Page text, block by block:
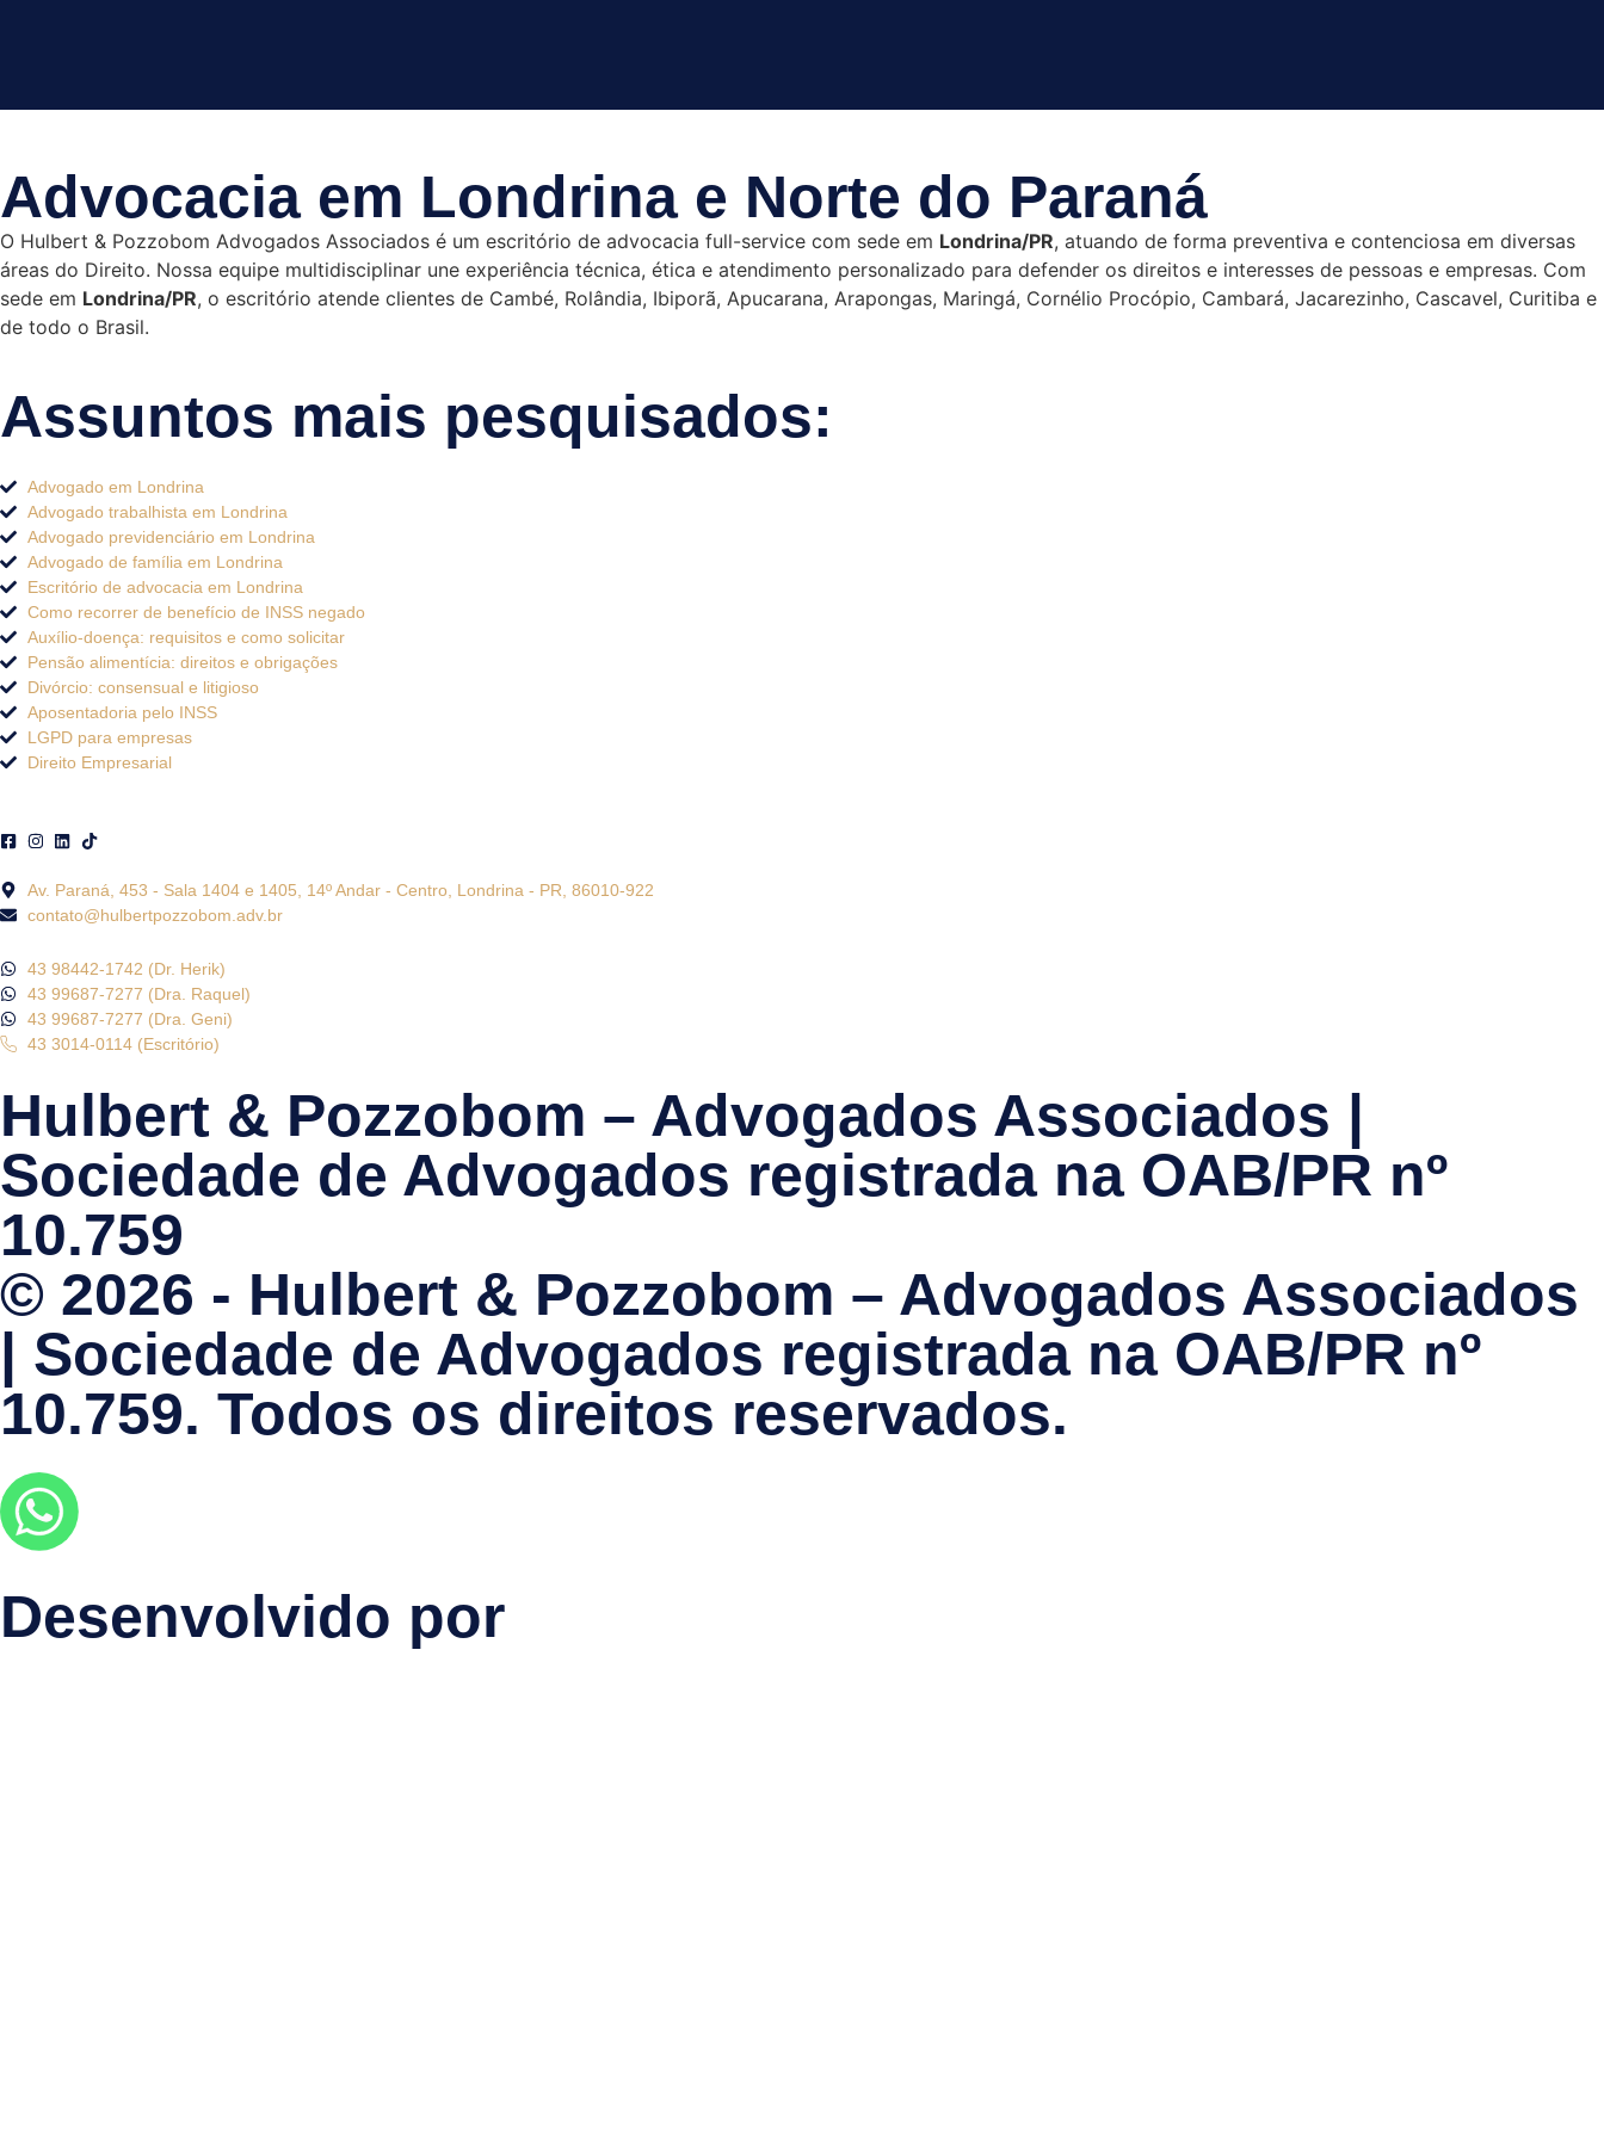
Advocacia em Londrina e Norte do Paraná
O Hulbert & Pozzobom Advogados Associados é um escritório de advocacia full-service com sede em Londrina/PR, atuando de forma preventiva e contenciosa em diversas
áreas do Direito. Nossa equipe multidisciplinar une experiência técnica, ética e atendimento personalizado para defender os direitos e interesses de pessoas e empresas. Com
sede em Londrina/PR, o escritório atende clientes de Cambé, Rolândia, Ibiporã, Apucarana, Arapongas, Maringá, Cornélio Procópio, Cambará, Jacarezinho, Cascavel, Curitiba e
de todo o Brasil.
Assuntos mais pesquisados:
Advogado em Londrina
Advogado trabalhista em Londrina
Advogado previdenciário em Londrina
Advogado de família em Londrina
Escritório de advocacia em Londrina
Como recorrer de benefício de INSS negado
Auxílio-doença: requisitos e como solicitar
Pensão alimentícia: direitos e obrigações
Divórcio: consensual e litigioso
Aposentadoria pelo INSS
LGPD para empresas
Direito Empresarial
Av. Paraná, 453 - Sala 1404 e 1405, 14º Andar - Centro, Londrina - PR, 86010-922
contato@hulbertpozzobom.adv.br
43 98442-1742 (Dr. Herik)
43 99687-7277 (Dra. Raquel)
43 99687-7277 (Dra. Geni)
43 3014-0114 (Escritório)
Hulbert & Pozzobom – Advogados Associados |
Sociedade de Advogados registrada na OAB/PR nº
10.759
© 2026 - Hulbert & Pozzobom – Advogados Associados
| Sociedade de Advogados registrada na OAB/PR nº
10.759. Todos os direitos reservados.
Desenvolvido por